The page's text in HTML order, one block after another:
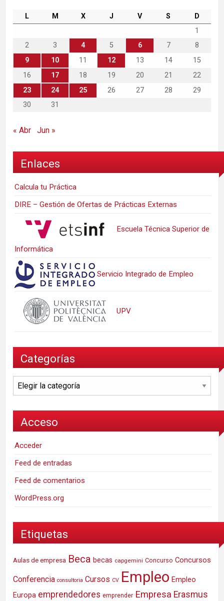
L M X J V S
D
1
2
3 4 5 6 7
8
9
10 11 12 13 14
15
16
17 18 19 20 21
22
23
24 25 26 27 28
29
30
31
« Abr Jun »
Enlaces
Calcula tu Práctica
DIRE – Gestión de Ofertas de Prácticas Externas
Escuela Técnica Superior de
Informática
Servicio Integrado de Empleo
UPV
Categorías
Categorías
Acceso
Acceder
Feed de entradas
Feed de comentarios
WordPress.org
Etiquetas
Aulas de empresa Beca becas capgemini Concurso Concursos
Conferencia consultoria Cursos CV Empleo Empleo
Europa emprendedores emprender Empresa Erasmus